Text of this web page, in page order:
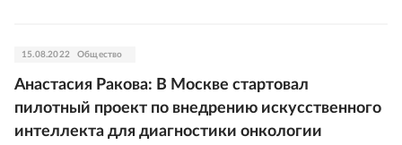
15.08.2022 Общество
Анастасия Ракова: В Москве стартовал
пилотный проект по внедрению искусственного
интеллекта для диагностики онкологии